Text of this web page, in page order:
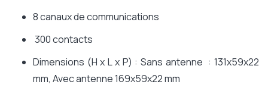
8 canaux de communications
300 contacts
Dimensions (H x L x P) : Sans antenne : 131x59x22
mm, Avec antenne 169x59x22 mm